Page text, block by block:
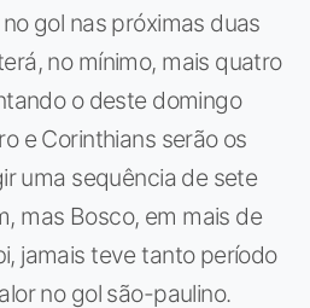
gol nas próximas duas
no mínimo, mais quatro
o deste domingo
e Corinthians serão os
uma sequência de sete
mas Bosco, em mais de
jamais teve tanto período
no gol são-paulino.